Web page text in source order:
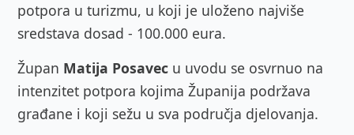
potpora u turizmu, u koji je uloženo najviše
sredstava dosad - 100.000 eura.
Župan Matija Posavec u uvodu se osvrnuo na
intenzitet potpora kojima Županija podržava
građane i koji sežu u sva područja djelovanja.